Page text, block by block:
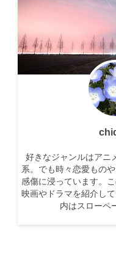
好きなジャンルはアニ
系。でも時々恋愛もの
感傷に浸っています。
映画やドラマを紹介し
内はスローペ